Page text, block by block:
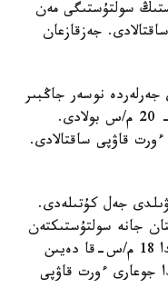
وبلىستىڭ سولتۇستىگى مەن
جەزقازعان
نوسەر جاڭبىر
جاۋادى. الاكول كولدەرى ماڭىندا سولتۇستىك- باتىستان سوعاتىن جەلدىڭ ەكپىنى 15- 20 م/س بولادى.
قاۋپى ساقتالادى.
جەل كۇتىلەدى.
جانە سولتۇستىكتەن
سوعاتىن جەلدىڭ ەكپىنى كۇندىز وبلىستىڭ باتىسىندا، سولتۇستىگىندە جانە شىعىسىندا 18 م/س-قا دەيىن
جوعارى ءورت قاۋپى